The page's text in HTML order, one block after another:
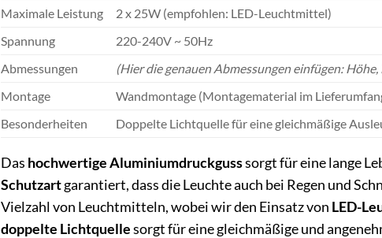
Maximale Leistung
2 x 25W (empfohlen: LED-Leuchtmittel)
Spannung
220-240V ~ 50Hz
Abmessungen
(Hier die genauen Abmessungen einfügen: Höhe,
Montage
Wandmontage (Montagematerial im
Besonderheiten
Doppelte Lichtquelle für eine gleichmäßige
Das hochwertige Aluminiumdruckgusssorgt für eine lange
Schutzartgarantiert, dass die Leuchte auch bei Regen und
Vielzahl von Leuchtmitteln, wobei wir den Einsatz von LED-
doppelte Lichtquellesorgt für eine gleichmäßige und